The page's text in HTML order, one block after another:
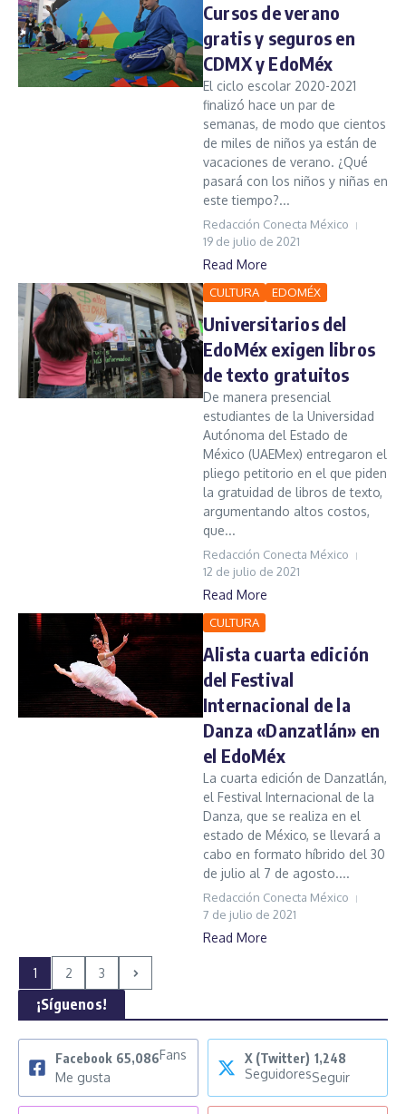
Cursos de verano
gratis y seguros en
CDMX y EdoMéx
El ciclo escolar 2020-2021
finalizó hace un par de
semanas, de modo que cientos
de miles de niños ya están de
vacaciones de verano. ¿Qué
pasará con los niños y niñas en
este tiempo?...
Redacción Conecta México
19 de julio de 2021
Read More
CULTURA EDOMÉX
Universitarios del
EdoMéx exigen libros
de texto gratuitos
De manera presencial
estudiantes de la Universidad
Autónoma del Estado de
México (UAEMex) entregaron el
pliego petitorio en el que piden
la gratuidad de libros de texto,
argumentando altos costos,
que...
Redacción Conecta México
12 de julio de 2021
Read More
CULTURA
Alista cuarta edición
del Festival
Internacional de la
Danza «Danzatlán» en
el EdoMéx
La cuarta edición de Danzatlán,
el Festival Internacional de la
Danza, que se realiza en el
estado de México, se llevará a
cabo en formato híbrido del 30
de julio al 7 de agosto....
Redacción Conecta México
7 de julio de 2021
Read More
1 2 3
¡Síguenos!
Facebook 65,086Fans
Me gusta
X (Twitter) 1,248
SeguidoresSeguir